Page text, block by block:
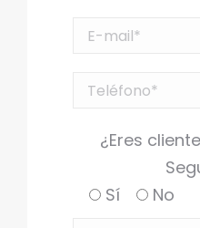
¿Eres
Sí
No